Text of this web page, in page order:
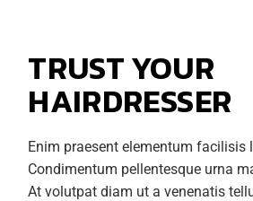
TRUST YOUR
HAIRDRESSER
Enim praesent elementum facilisis
Condimentum pellentesque urna
At volutpat diam ut a venenatis